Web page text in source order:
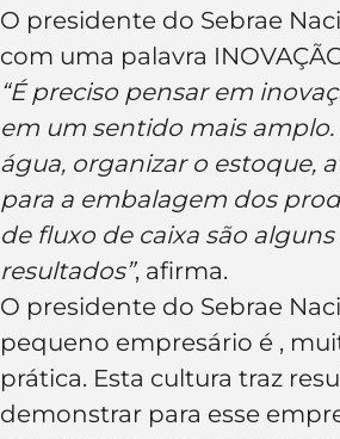
O presidente do Sebrae
com uma palavra
“É preciso pensar em
em um sentido mais
água, organizar o estoque,
para a embalagem dos
de fluxo de caixa são
resultados”, afirma.
O presidente do Sebrae
pequeno empresário é ,
prática. Esta cultura traz
demonstrar para esse